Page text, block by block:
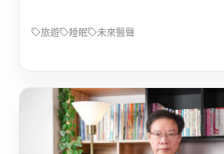
旅遊 睡眠 未來醫聲